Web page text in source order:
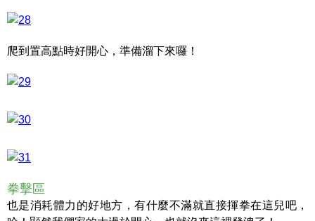
爬到置高點時好開心，準備溜下來囉！
拳擊區
也是消耗體力的好地方，有什麼不滿就直接揮拳在這兒吧，